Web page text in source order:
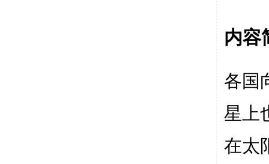
内容
各国
星上
在太